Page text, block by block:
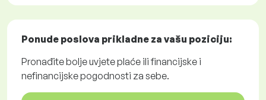
Ponude poslova prikladne za vašu poziciju:
Pronađite bolje uvjete plaće ili financijske i
nefinancijske pogodnosti za sebe.